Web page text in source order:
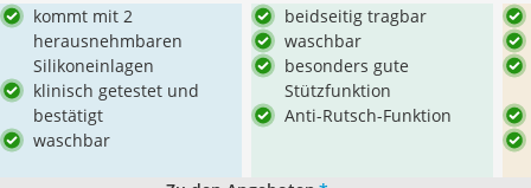
kommt mit 2
herausnehmbaren
Silikoneinlagen
klinisch getestet und
bestätigt
waschbar
beidseitig tragbar
waschbar
besonders gute
Stützfunktion
Anti-Rutsch-Funktion